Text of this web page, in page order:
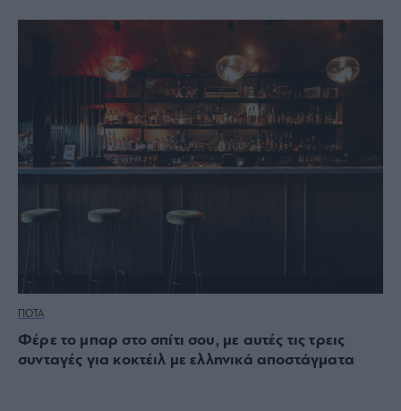
ΠΟΤΑ
Φέρε το μπαρ στο σπίτι σου, με αυτές τις τρεις
συνταγές για κοκτέιλ με ελληνικά αποστάγματα